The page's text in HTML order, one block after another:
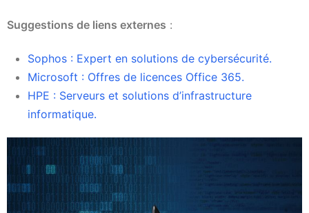
Suggestions de liens externes :
Sophos : Expert en solutions de cybersécurité.
Microsoft : Offres de licences Office 365.
HPE : Serveurs et solutions d’infrastructure
informatique.